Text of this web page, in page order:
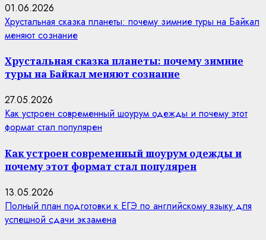
01.06.2026
Хрустальная сказка планеты: почему зимние туры на Байкал
меняют сознание
Хрустальная сказка планеты: почему зимние
туры на Байкал меняют сознание
27.05.2026
Как устроен современный шоурум одежды и почему этот
формат стал популярен
Как устроен современный шоурум одежды и
почему этот формат стал популярен
13.05.2026
Полный план подготовки к ЕГЭ по английскому языку для
успешной сдачи экзамена